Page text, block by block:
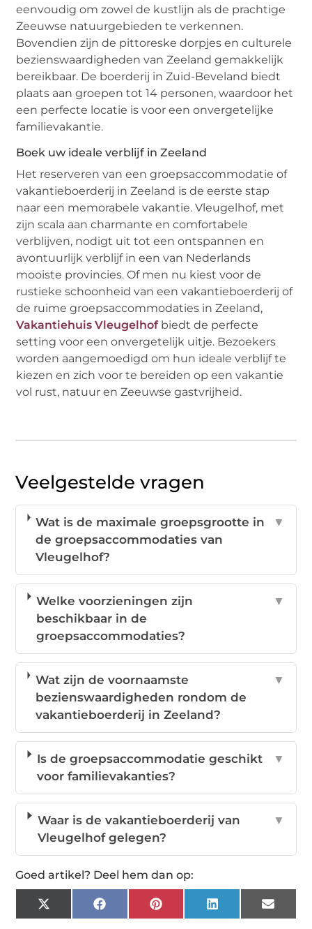
eenvoudig om zowel de kustlijn als de prachtige
Zeeuwse natuurgebieden te verkennen.
Bovendien zijn de pittoreske dorpjes en culturele
bezienswaardigheden van Zeeland gemakkelijk
bereikbaar. De boerderij in Zuid-Beveland biedt
plaats aan groepen tot 14 personen, waardoor het
een perfecte locatie is voor een onvergetelijke
familievakantie.
Boek uw ideale verblijf in Zeeland
Het reserveren van een groepsaccommodatie of
vakantieboerderij in Zeeland is de eerste stap
naar een memorabele vakantie. Vleugelhof, met
zijn scala aan charmante en comfortabele
verblijven, nodigt uit tot een ontspannen en
avontuurlijk verblijf in een van Nederlands
mooiste provincies. Of men nu kiest voor de
rustieke schoonheid van een vakantieboerderij of
de ruime groepsaccommodaties in Zeeland,
Vakantiehuis Vleugelhofbiedt de perfecte
setting voor een onvergetelijk uitje. Bezoekers
worden aangemoedigd om hun ideale verblijf te
kiezen en zich voor te bereiden op een vakantie
vol rust, natuur en Zeeuwse gastvrijheid.
Veelgestelde vragen
Wat is de maximale groepsgrootte in
de groepsaccommodaties van
Vleugelhof?
▼
Welke voorzieningen zijn
beschikbaar in de
groepsaccommodaties?
▼
Wat zijn de voornaamste
bezienswaardigheden rondom de
vakantieboerderij in Zeeland?
▼
Is de groepsaccommodatie geschikt
voor familievakanties?
▼
Waar is de vakantieboerderij van
Vleugelhof gelegen?
▼
Goed artikel? Deel hem dan op:
X
(Twitter)
FacebookPinterestLinkedInEmail